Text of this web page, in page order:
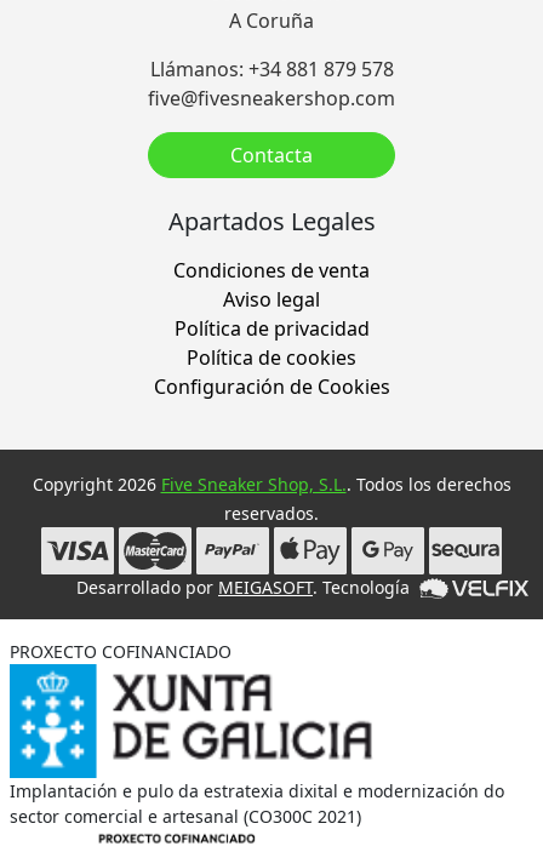
A Coruña
Llámanos: +34 881 879 578
five@fivesneakershop.com
Contacta
Apartados Legales
Condiciones de venta
Aviso legal
Política de privacidad
Política de cookies
Configuración de Cookies
Copyright 2026 Five Sneaker Shop, S.L.. Todos los derechos
reservados.
Desarrollado por MEIGASOFT. Tecnología
PROXECTO COFINANCIADO
Implantación e pulo da estratexia dixital e modernización do
sector comercial e artesanal (CO300C 2021)